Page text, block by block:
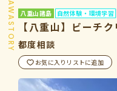
沖縄を知る
お知らせ
八重山諸島 自然体験・環境学習
【八重山】ビーチ
都度相談
お気に入りリストに追加